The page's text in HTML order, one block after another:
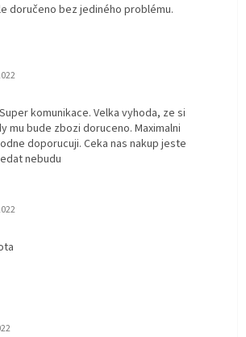
doručeno bez jediného problému.
obchodu je 5 z 5 hvězdiček.
komunikace. Velka vyhoda, ze si
mu bude zbozi doruceno. Maximalni
doporucuji. Ceka nas nakup jeste
nebudu
obchodu je 5 z 5 hvězdiček.
obchodu je 5 z 5 hvězdiček.